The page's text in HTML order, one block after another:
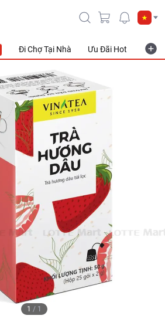
Đi Chợ Tại Nhà Ưu Đãi Hot
1 / 1